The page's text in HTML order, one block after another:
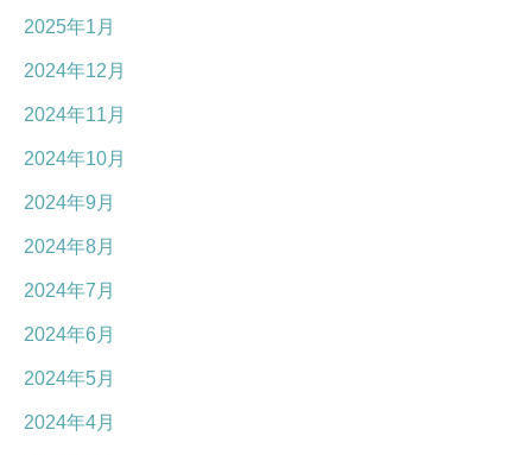
2025年1月
2024年12月
2024年11月
2024年10月
2024年9月
2024年8月
2024年7月
2024年6月
2024年5月
2024年4月